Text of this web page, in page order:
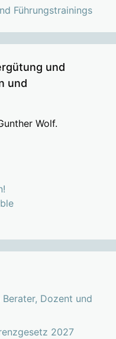
Führungstrainings
und
und
Wolf.
Dozent und
2027